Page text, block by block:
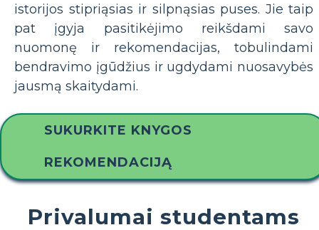
istorijos stipriąsias ir silpnąsias puses. Jie taip
pat įgyja pasitikėjimo reikšdami savo
nuomonę ir rekomendacijas, tobulindami
bendravimo įgūdžius ir ugdydami nuosavybės
jausmą skaitydami.
SUKURKITE KNYGOS
REKOMENDACIJĄ
Privalumai studentams